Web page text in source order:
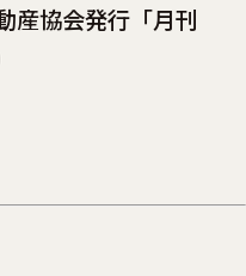
産協会発行「月刊